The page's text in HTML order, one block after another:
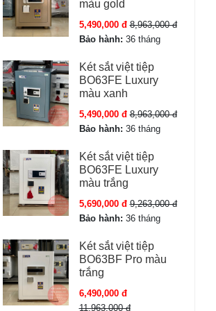
màu gold
5,490,000 đ 8,963,000 đ
Bảo hành: 36 tháng
Két sắt việt tiệp
BO63FE Luxury
màu xanh
5,490,000 đ 8,963,000 đ
Bảo hành: 36 tháng
Két sắt việt tiệp
BO63FE Luxury
màu trắng
5,690,000 đ 9,263,000 đ
Bảo hành: 36 tháng
Két sắt việt tiệp
BO63BF Pro màu
trắng
6,490,000 đ
11,963,000 đ